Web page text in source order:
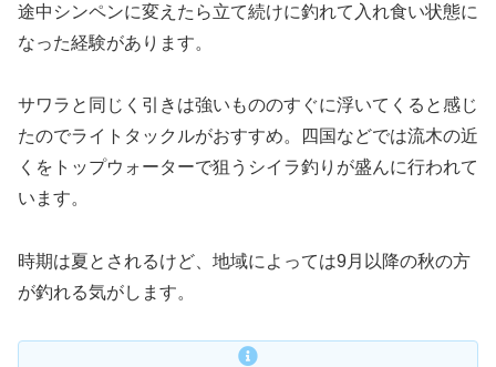
途中シンペンに変えたら立て続けに釣れて入れ食い状態に
なった経験があります。
サワラと同じく引きは強いもののすぐに浮いてくると感じ
たのでライトタックルがおすすめ。四国などでは流木の近
くをトップウォーターで狙うシイラ釣りが盛んに行われて
います。
時期は夏とされるけど、地域によっては9月以降の秋の方
が釣れる気がします。